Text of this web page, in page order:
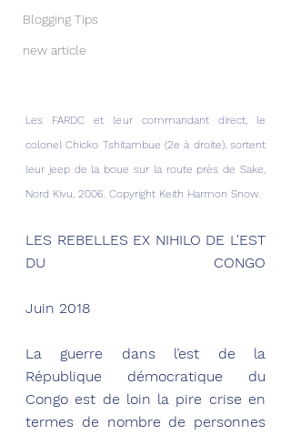
Blogging Tips
new article
Les FARDC et leur commandant direct, le
colonel Chicko Tshitambue (2e à droite), sortent
leur jeep de la boue sur la route près de Sake,
Nord Kivu, 2006. Copyright Keith Harmon Snow.
LES REBELLES EX NIHILO DE L'EST
DU CONGO
Juin 2018
La guerre dans l’est de la
République démocratique du
Congo est de loin la pire crise en
termes de nombre de personnes